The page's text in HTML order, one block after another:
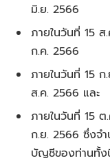
มิ.ย. 2566
ภายในวันที่ 15 ส
ก.ค. 2566
ภายในวันที่ 15 ก
ส.ค. 2566 และ
ภายในวันที่ 15 ต
ก.ย. 2566 ซึ่งจ
บัญชีของท่านทั้ง